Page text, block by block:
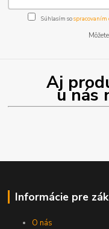
Súhlasím sospracovaním
Aj
u nás
Informácie pre
O nás